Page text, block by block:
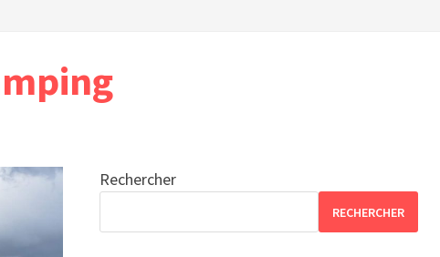
Rechercher
RECHERCHER